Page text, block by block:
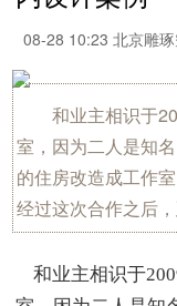
08-28 10:23 北京雕
和业主相识于
室，因为二人是知
的住房改造成工作
经过这次合作之后
和业主相识于